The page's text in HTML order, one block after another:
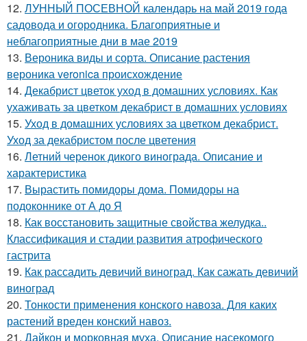
12. ЛУННЫЙ ПОСЕВНОЙ календарь на май 2019 года
садовода и огородника. Благоприятные и
неблагоприятные дни в мае 2019
13. Вероника виды и сорта. Описание растения
вероника veronica происхождение
14. Декабрист цветок уход в домашних условиях. Как
ухаживать за цветком декабрист в домашних условиях
15. Уход в домашних условиях за цветком декабрист.
Уход за декабристом после цветения
16. Летний черенок дикого винограда. Описание и
характеристика
17. Вырастить помидоры дома. Помидоры на
подоконнике от А до Я
18. Как восстановить защитные свойства желудка..
Классификация и стадии развития атрофического
гастрита
19. Как рассадить девичий виноград. Как сажать девичий
виноград
20. Тонкости применения конского навоза. Для каких
растений вреден конский навоз.
21. Дайкон и морковная муха. Описание насекомого